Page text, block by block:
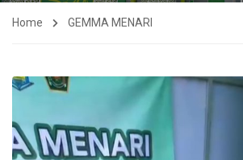
Home GEMMA MENARI